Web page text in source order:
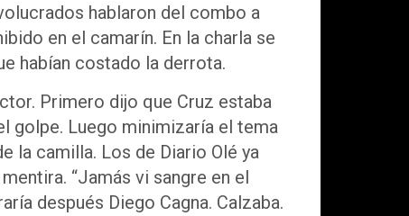
hablaron del combo a
en el camarín. En la charla se
habían costado la derrota.
Primero dijo que Cruz estaba
golpe. Luego minimizaría el tema
la camilla. Los de Diario Olé ya
“Jamás vi sangre en el
después Diego Cagna. Calzaba.